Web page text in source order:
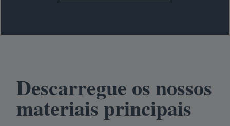
Descarregue os nossos
materiais principais